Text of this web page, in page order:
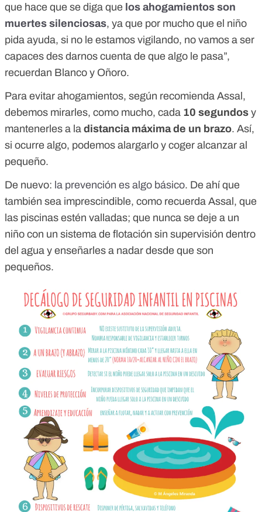
que hace que se diga que los ahogamientos son
muertes silenciosas, ya que por mucho que el niño
pida ayuda, si no le estamos vigilando, no vamos a ser
capaces des darnos cuenta de que algo le pasa”,
recuerdan Blanco y Oñoro.
Para evitar ahogamientos, según recomienda Assal,
debemos mirarles, como mucho, cada 10 segundos y
mantenerles a la distancia máxima de un brazo. Así,
si ocurre algo, podemos alargarlo y coger alcanzar al
pequeño.
De nuevo: la prevención es algo básico. De ahí que
también sea imprescindible, como recuerda Assal, que
las piscinas estén valladas; que nunca se deje a un
niño con un sistema de flotación sin supervisión dentro
del agua y enseñarles a nadar desde que son
pequeños.